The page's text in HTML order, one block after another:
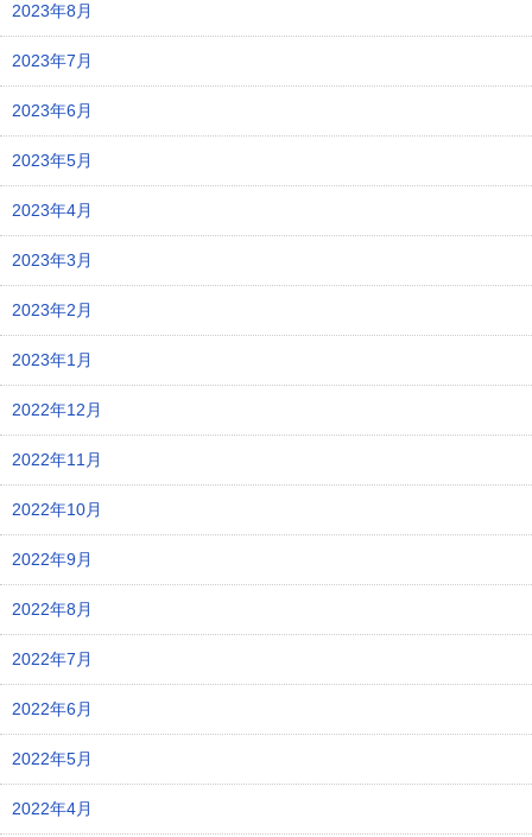
2023年8月
2023年7月
2023年6月
2023年5月
2023年4月
2023年3月
2023年2月
2023年1月
2022年12月
2022年11月
2022年10月
2022年9月
2022年8月
2022年7月
2022年6月
2022年5月
2022年4月